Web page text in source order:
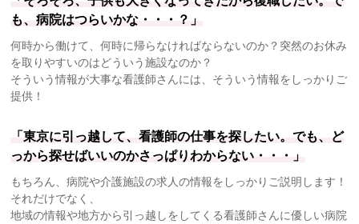
も、病院はつらいかな・・・？」
何時から働けて、何時に帰らなければならないのか？突然のお休み
を取りやすいのはどういう施設なのか？
そういう情報が大事な看護師さんには、そういう情報をしっかりご
提供！
「東京に引っ越して、看護師の仕事を探したい。でも、ど
っから探せばいいのかさっぱりわからない・・・」
もちろん、病院や介護施設の求人の情報をしっかりご説明します！
それだけでなく、
地域の情報や地方から引っ越しをしてくる看護師さんに優しい病院